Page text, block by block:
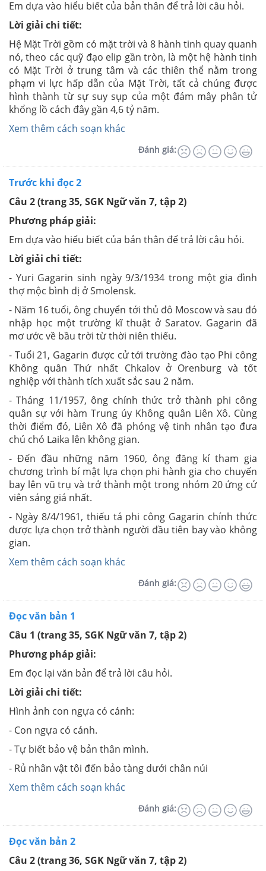
Em dựa vào hiểu biết của bản thân để trả lời câu hỏi.
Lời giải chi tiết:
Hệ Mặt Trời gồm có mặt trời và 8 hành tinh quay quanh
nó, theo các quỹ đạo elip gần tròn, là một hệ hành tinh
có Mặt Trời ở trung tâm và các thiên thể nằm trong
phạm vi lực hấp dẫn của Mặt Trời, tất cả chúng được
hình thành từ sự suy sụp của một đám mây phân tử
khổng lồ cách đây gần 4,6 tỷ năm.
Xem thêm cách soạn khác
Đánh giá:
Trước khi đọc 2
Câu 2(trang 35, SGK Ngữ văn 7, tập 2)
Phương pháp giải:
Em dựa vào hiểu biết của bản thân để trả lời câu hỏi.
Lời giải chi tiết:
- Yuri Gagarin sinh ngày 9/3/1934 trong một gia đình
thợ mộc bình dị ở Smolensk.
- Năm 16 tuổi, ông chuyển tới thủ đô Moscow và sau đó
nhập học một trường kĩ thuật ở Saratov. Gagarin đã
mơ ước về bầu trời từ thời niên thiếu.
- Tuổi 21, Gagarin được cử tới trường đào tạo Phi công
Không quân Thứ nhất Chkalov ở Orenburg và tốt
nghiệp với thành tích xuất sắc sau 2 năm.
- Tháng 11/1957, ông chính thức trở thành phi công
quân sự với hàm Trung úy Không quân Liên Xô. Cùng
thời điểm đó, Liên Xô đã phóng vệ tinh nhân tạo đưa
chú chó Laika lên không gian.
- Đến đầu những năm 1960, ông đăng kí tham gia
chương trình bí mật lựa chọn phi hành gia cho chuyến
bay lên vũ trụ và trở thành một trong nhóm 20 ứng cử
viên sáng giá nhất.
- Ngày 8/4/1961, thiếu tá phi công Gagarin chính thức
được lựa chọn trở thành người đầu tiên bay vào không
gian.
Xem thêm cách soạn khác
Đánh giá:
Đọc văn bản 1
Câu 1 (trang 35, SGK Ngữ văn 7, tập 2)
Phương pháp giải:
Em đọc lại văn bản để trả lời câu hỏi.
Lời giải chi tiết:
Hình ảnh con ngựa có cánh:
- Con ngựa có cánh.
- Tự biết bảo vệ bản thân mình.
- Rủ nhân vật tôi đến bảo tàng dưới chân núi
Xem thêm cách soạn khác
Đánh giá:
Đọc văn bản 2
Câu 2(trang 36, SGK Ngữ văn 7, tập 2)